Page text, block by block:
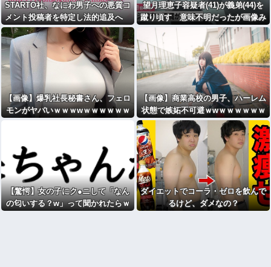
STARTO社、なにわ男子への悪質コ
メント投稿者を特定し法的追及へ
「特定メンバーの存在を否定するコ
メントを執拗に」米Metaへ情報開示
望月理恵子容疑者(41)が義弟(44)を
蹴り頃す 意味不明だったが画像み
て納得・・・
【画像】爆乳社長秘書さん、フェロ
モンがヤバいｗｗｗwｗｗｗｗｗｗ
【画像】商業高校の男子、ハーレム
状態で嫉妬不可避ｗwｗｗｗｗｗｗ
ｗｗｗｗｗｗｗｗ
【驚愕】女の子にク●ニして「なん
の匂いする？w」って聞かれたらｗ
ダイエットでコーラ・ゼロを飲んで
るけど、ダメなの？